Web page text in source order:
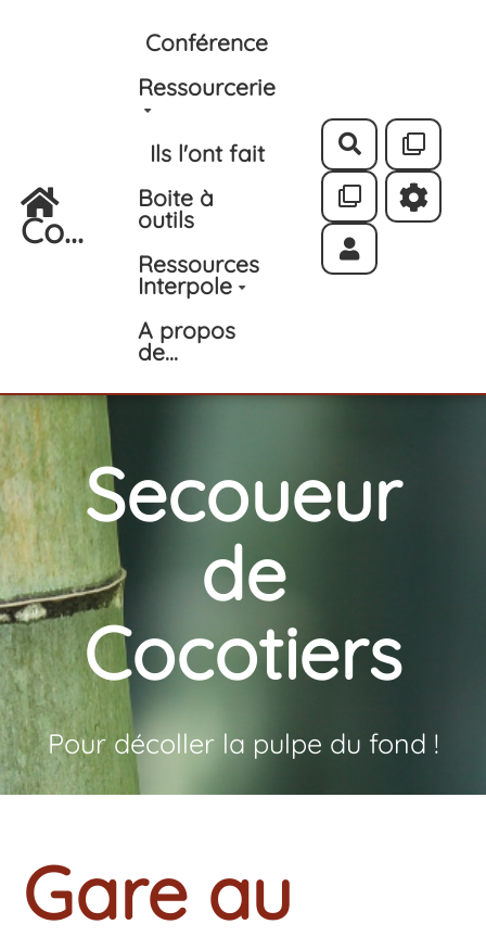
Aller au contenu principal
Co...
Conférence
Ressourcerie
Ils l'ont fait
Boite à
outils
Ressources
Interpole
A propos
de...
Rechercher
Secoueur
de
Cocotiers
Pour décoller la pulpe du fond !
Gare au